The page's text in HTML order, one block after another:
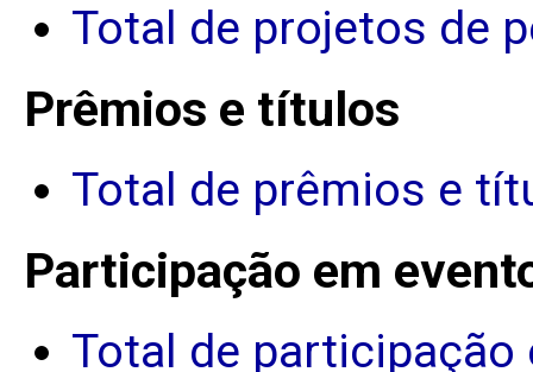
Total de projetos de
Prêmios e títulos
Total de prêmios e
Participação em
Total de participação